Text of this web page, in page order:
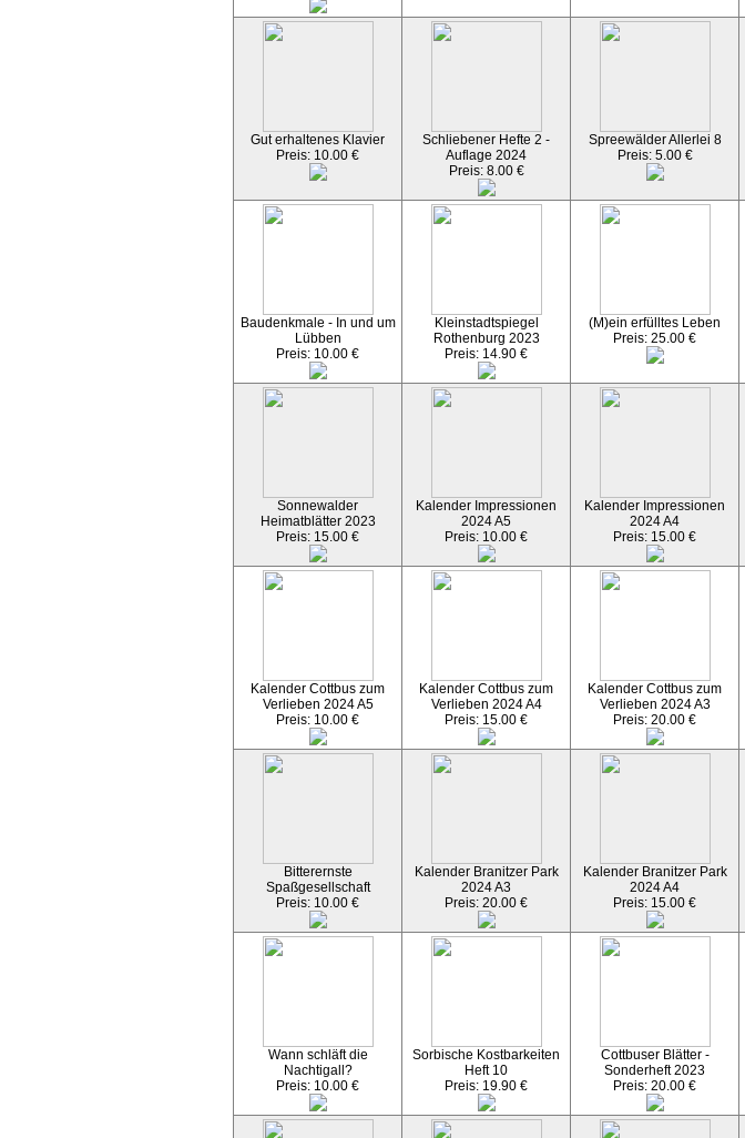
Gut erhaltenes Klavier
Preis: 10.00 €
Schliebener Hefte 2 -
Auflage 2024
Preis: 8.00 €
Spreewälder Allerlei 8
Preis: 5.00 €
Baudenkmale - In und um
Lübben
Preis: 10.00 €
Kleinstadtspiegel
Rothenburg 2023
Preis: 14.90 €
(M)ein erfülltes Leben
Preis: 25.00 €
Sonnewalder
Heimatblätter 2023
Preis: 15.00 €
Kalender Impressionen
2024 A5
Preis: 10.00 €
Kalender Impressionen
2024 A4
Preis: 15.00 €
Kalender Cottbus zum
Verlieben 2024 A5
Preis: 10.00 €
Kalender Cottbus zum
Verlieben 2024 A4
Preis: 15.00 €
Kalender Cottbus zum
Verlieben 2024 A3
Preis: 20.00 €
Bitterernste
Spaßgesellschaft
Preis: 10.00 €
Kalender Branitzer Park
2024 A3
Preis: 20.00 €
Kalender Branitzer Park
2024 A4
Preis: 15.00 €
Wann schläft die
Nachtigall?
Preis: 10.00 €
Sorbische Kostbarkeiten
Heft 10
Preis: 19.90 €
Cottbuser Blätter -
Sonderheft 2023
Preis: 20.00 €